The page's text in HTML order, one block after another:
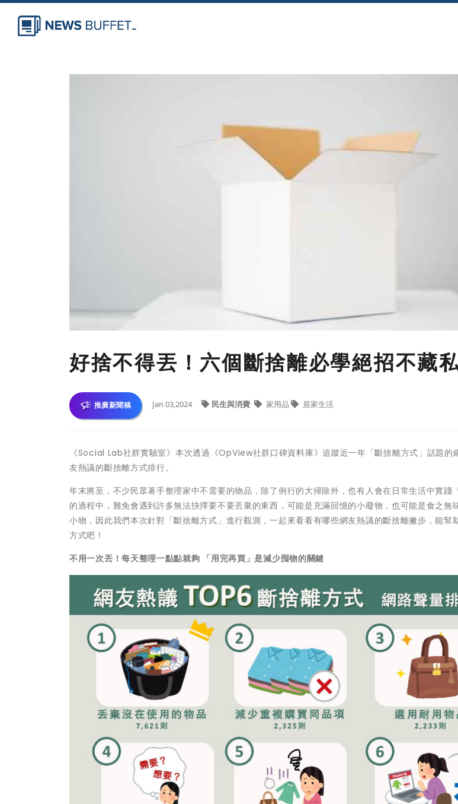
好捨不得丟！六個斷捨離必學絕招不藏
推廣新聞稿 Jan 03,2024 民生與消費 家用品 居家生活
《Social Lab社群實驗室》本次透過《OpView社群口碑資料庫》追蹤近一年「斷捨離方式」話題的
友熱議的斷捨離方式排行。
年末將至，不少民眾著手整理家中不需要的物品，除了例行的大掃除外，也有人會在日常生活中實踐
的過程中，難免會遇到許多無法抉擇要不要丟棄的東西，可能是充滿回憶的小廢物，也可能是食之無
小物，因此我們本次針對「斷捨離方式」進行觀測，一起來看看有哪些網友熱議的斷捨離撇步，能幫
方式吧！
不用一次丟！每天整理一點點就夠 「用完再買」是減少囤物的關鍵